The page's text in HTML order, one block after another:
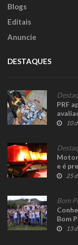
Blogs
Editais
Anuncie
DESTAQUES
PRF
10
e é
25
Bom
Bom
13